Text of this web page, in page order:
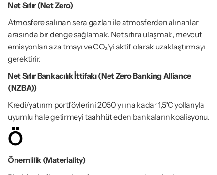
Net Sıfır (Net Zero)
Atmosfere salınan sera gazları ile atmosferden alınanlar
arasında bir denge sağlamak. Net sıfıra ulaşmak, mevcut
emisyonları azaltmayı ve CO₂'yi aktif olarak uzaklaştırmayı
gerektirir.
Net Sıfır Bankacılık İttifakı (Net Zero Banking Alliance
(NZBA))
Kredi/yatırım portföylerini 2050 yılına kadar 1,5°C yollarıyla
uyumlu hale getirmeyi taahhüt eden bankaların koalisyonu.
Ö
Önemlilik (Materiality)